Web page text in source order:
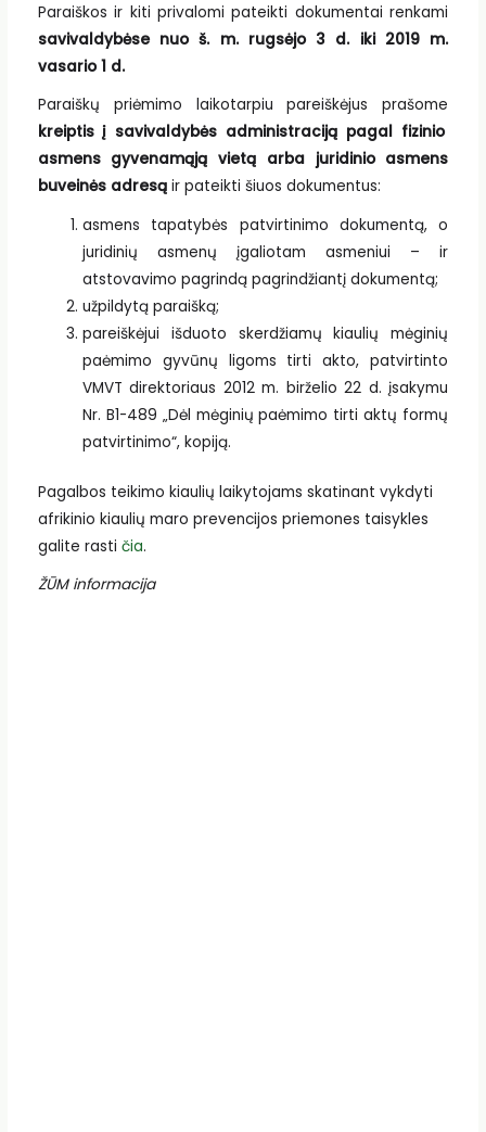
Paraiškos ir kiti privalomi pateikti dokumentai renkami
savivaldybėse nuo š. m. rugsėjo 3 d. iki 2019 m.
vasario 1 d.
Paraiškų priėmimo laikotarpiu pareiškėjus prašome
kreiptis į savivaldybės administraciją pagal fizinio
asmens gyvenamąją vietą arba juridinio asmens
buveinės adresąir pateikti šiuos dokumentus:
asmens tapatybės patvirtinimo dokumentą, o
juridinių asmenų įgaliotam asmeniui – ir
atstovavimo pagrindą pagrindžiantį dokumentą;
užpildytą paraišką;
pareiškėjui išduoto skerdžiamų kiaulių mėginių
paėmimo gyvūnų ligoms tirti akto, patvirtinto
VMVT direktoriaus 2012 m. birželio 22 d. įsakymu
Nr. B1-489 „Dėl mėginių paėmimo tirti aktų formų
patvirtinimo“, kopiją.
Pagalbos teikimo kiaulių laikytojams skatinant vykdyti
afrikinio kiaulių maro prevencijos priemones taisykles
galite rasti čia.
ŽŪM informacija